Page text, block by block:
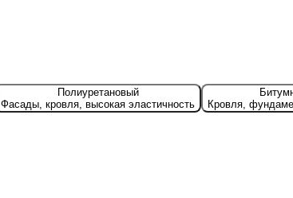
Полиуретановый
Фасады, кровля, высокая эластичность
Кровля,